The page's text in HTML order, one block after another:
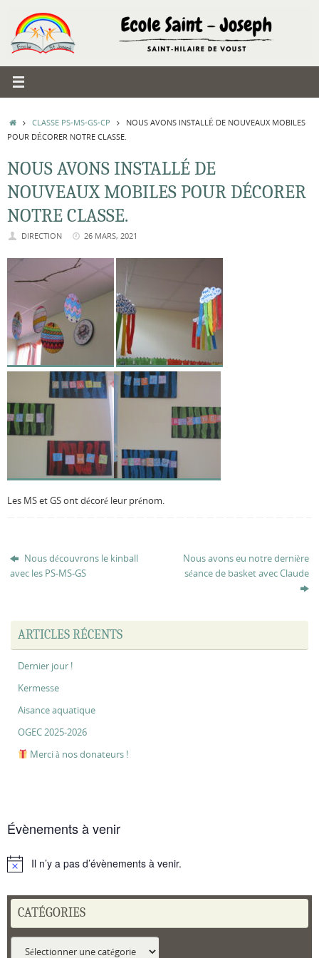
contenu
ACCUEIL
CLASSE PS-MS-GS-CP
NOUS AVONS INSTALLÉ DE NOUVEAUX MOBILES
POUR DÉCORER NOTRE CLASSE.
NOUS AVONS INSTALLÉ DE
NOUVEAUX MOBILES POUR DÉCORER
NOTRE CLASSE.
DIRECTION 26 MARS, 2021
Les MS et GS ont décoré leur prénom.
Nous découvrons le kinball
avec les PS-MS-GS
Nous avons eu notre dernière
séance de basket avec Claude
ARTICLES RÉCENTS
Dernier jour !
Kermesse
Aisance aquatique
OGEC 2025-2026
Merci à nos donateurs !
Évènements à venir
NoticeIl n’y a pas d’évènements à venir.
CATÉGORIES